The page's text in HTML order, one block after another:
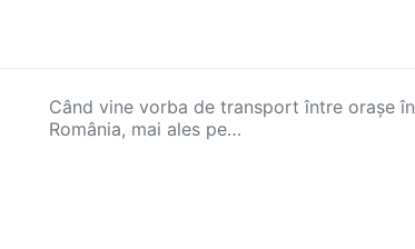
Când vine vorba de transport între orașe în
România, mai ales pe…